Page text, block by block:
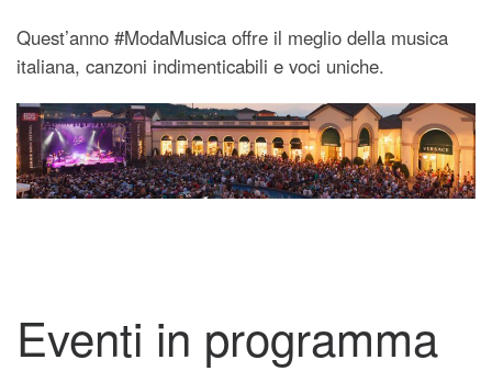
Quest’anno #ModaMusica offre il meglio della musica
italiana, canzoni indimenticabili e voci uniche.
Eventi in programma